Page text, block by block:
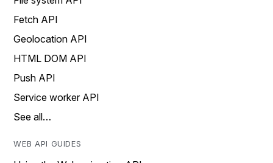
Fetch API
Geolocation API
HTML DOM API
Push API
Service worker API
See all…
WEB API GUIDES